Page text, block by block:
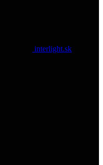
interlight.sk